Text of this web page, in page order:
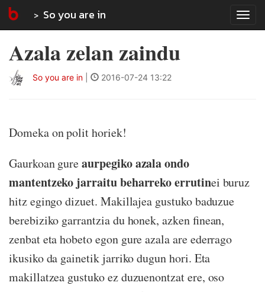
So you are in
Azala zelan zaindu
So you are in 2016-07-24 13:22
Domeka on polit horiek!
Gaurkoan gureaurpegiko azala ondo
mantentzeko jarraitu beharreko errutinei buruz
hitz egingo dizuet. Makillajea gustuko baduzue
berebiziko garrantzia du honek, azken finean,
zenbat eta hobeto egon gure azala are ederrago
ikusiko da gainetik jarriko dugun hori. Eta
makillatzea gustuko ez duzuenontzat ere, oso